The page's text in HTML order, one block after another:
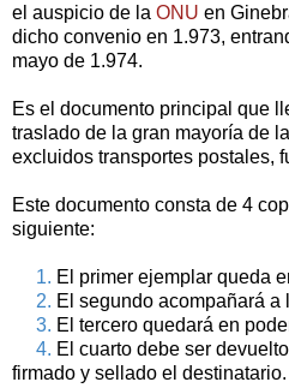
el auspicio de la ONU en
dicho convenio en 1.973,
mayo de 1.974.
Es el documento principal que
traslado de la gran mayoría de
excluidos transportes postales,
Este documento consta de 4
siguiente:
1. El primer ejemplar queda
2. El segundo acompañará a
3. El tercero quedará en
4. El cuarto debe ser
firmado y sellado el destinatario.